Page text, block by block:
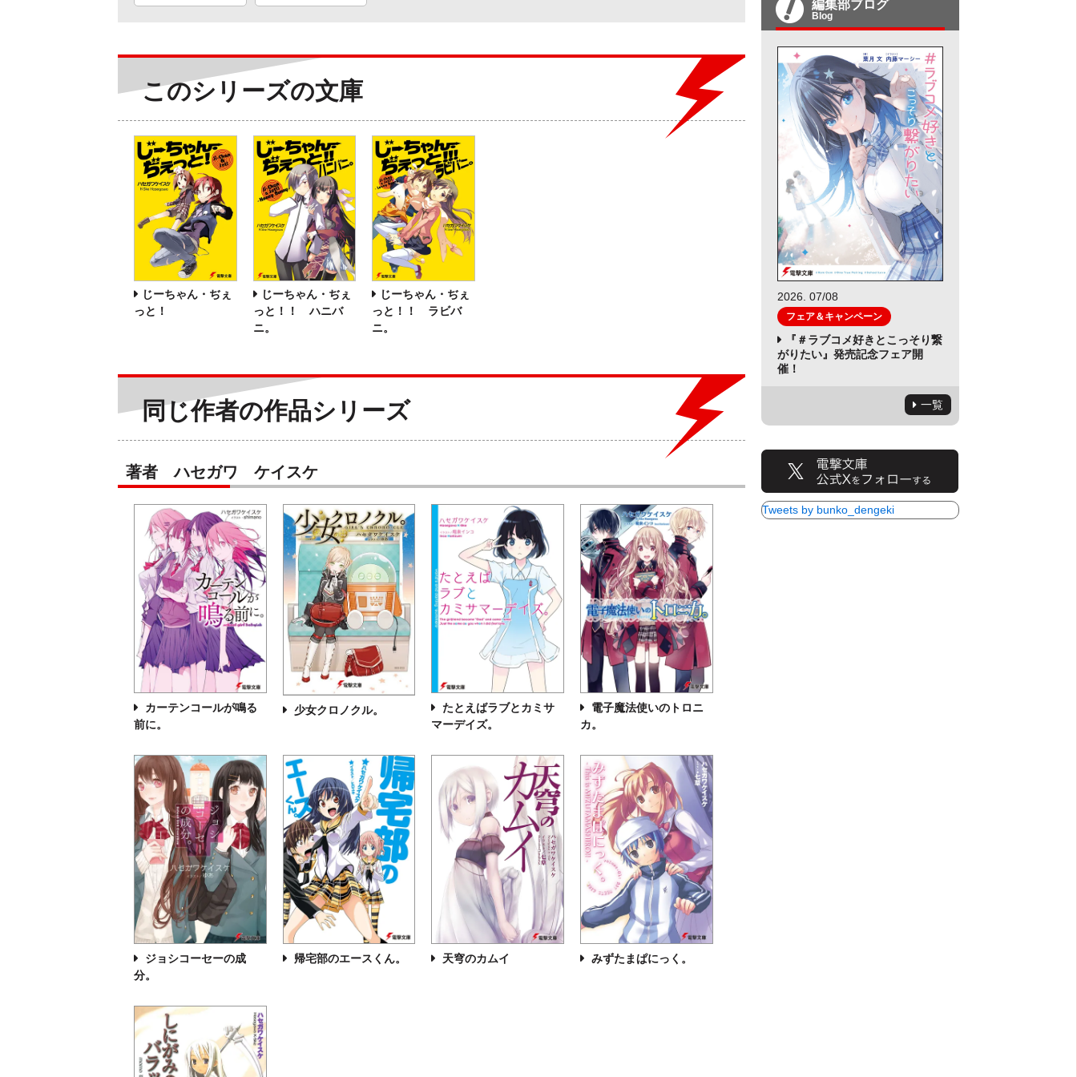
このシリーズの文庫
じーちゃん・ぢぇ
っと！
じーちゃん・ぢぇ
っと！！ ハニバ
ニ。
じーちゃん・ぢぇ
っと！！ ラビバ
ニ。
同じ作者の作品シリーズ
著者 ハセガワ ケイスケ
カーテンコールが鳴る
前に。
少女クロノクル。
たとえばラブとカミサ
マーデイズ。
電子魔法使いのトロニ
カ。
ジョシコーセーの成
分。
帰宅部のエースくん。 天穹のカムイ みずたまぱにっく。
編集部ブログ
Blog
2026. 07/08
フェア＆キャンペーン
『＃ラブコメ好きとこっそり繋
がりたい』発売記念フェア開
催！
一覧
Tweets by bunko_dengeki